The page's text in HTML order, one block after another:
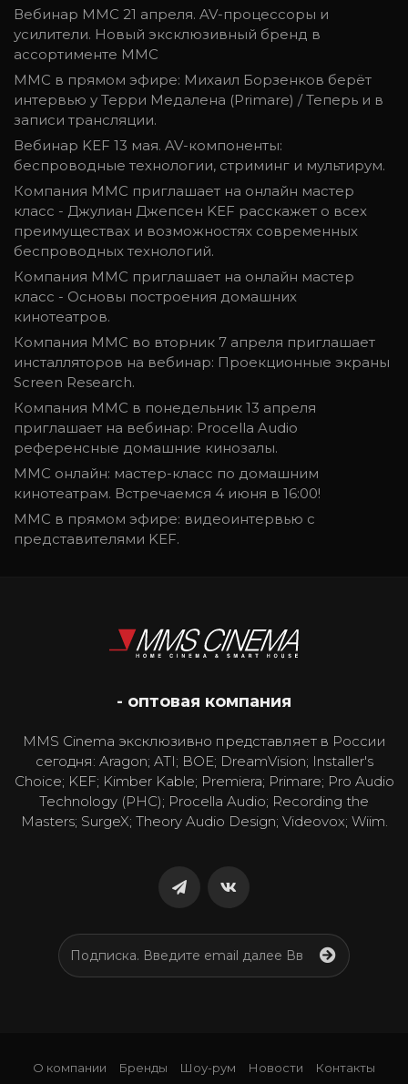
Вебинар ММС 21 апреля. AV-процессоры и
усилители. Новый эксклюзивный бренд в
ассортименте ММС
MMC в прямом эфире: Михаил Борзенков берёт
интервью у Терри Медалена (Primare) / Теперь и в
записи трансляции.
Вебинар KEF 13 мая. AV-компоненты:
беспроводные технологии, стриминг и мультирум.
Компания MMC приглашает на онлайн мастер
класс - Джулиан Джепсен KEF расскажет о всех
преимуществах и возможностях современных
беспроводных технологий.
Компания MMC приглашает на онлайн мастер
класс - Основы построения домашних
кинотеатров.
Компания ММС во вторник 7 апреля приглашает
инсталляторов на вебинар: Проекционные экраны
Screen Research.
Компания ММС в понедельник 13 апреля
приглашает на вебинар: Procella Audio
референсные домашние кинозалы.
MMC онлайн: мастер-класс по домашним
кинотеатрам. Встречаемся 4 июня в 16:00!
MMC в прямом эфире: видеоинтервью с
представителями KEF.
- оптовая компания
MMS Cinema эксклюзивно представляет в России
сегодня: Aragon; ATI; BOE; DreamVision; Installer's
Choice; KEF; Kimber Kable; Premiera; Primare; Pro Audio
Technology (PHC); Procella Audio; Recording the
Masters; SurgeX; Theory Audio Design; Videovox; Wiim.
О компании Бренды Шоу-рум Новости Контакты